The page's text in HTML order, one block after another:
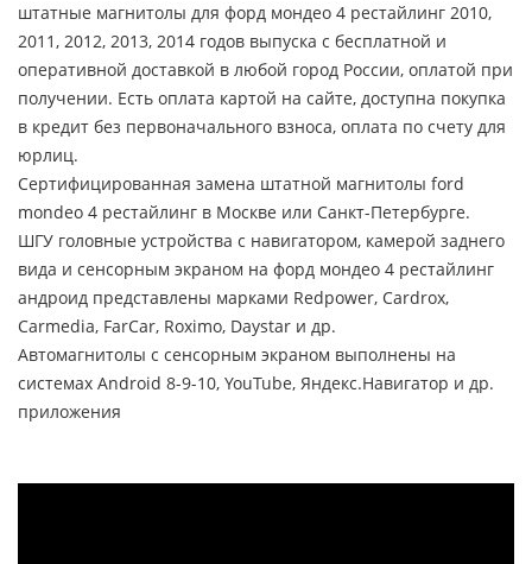
штатные магнитолы для форд мондео 4 рестайлинг 2010,
2011, 2012, 2013, 2014 годов выпуска с бесплатной и
оперативной доставкой в любой город России, оплатой при
получении. Есть оплата картой на сайте, доступна покупка
в кредит без первоначального взноса, оплата по счету для
юрлиц.
Сертифицированная замена штатной магнитолы ford
mondeo 4 рестайлинг в Москве или Санкт-Петербурге.
ШГУ головные устройства с навигатором, камерой заднего
вида и сенсорным экраном на форд мондео 4 рестайлинг
андроид представлены марками Redpower, Cardrox,
Carmedia, FarCar, Roximo, Daystar и др.
Автомагнитолы с сенсорным экраном выполнены на
системах Android 8-9-10, YouTube, Яндекс.Навигатор и др.
приложения